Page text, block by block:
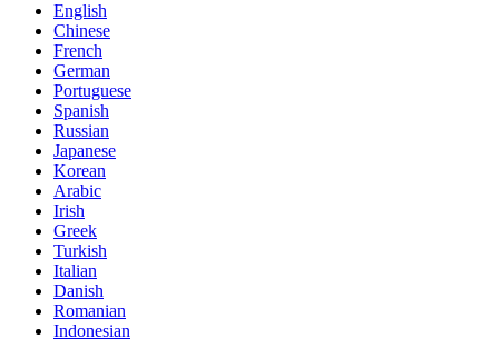
English
Chinese
French
German
Portuguese
Spanish
Russian
Japanese
Korean
Arabic
Irish
Greek
Turkish
Italian
Danish
Romanian
Indonesian